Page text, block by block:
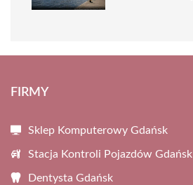
FIRMY
Sklep Komputerowy Gdańsk
Stacja Kontroli Pojazdów Gdańsk
Dentysta Gdańsk